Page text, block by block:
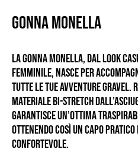
GONNA MONELLA
La gonna monella, dal look
femminile, nasce per
tutte le tue avventure gravel.
materiale bi-stretch
garantisce un’ottima
ottenendo così un capo pratico
confortevole.